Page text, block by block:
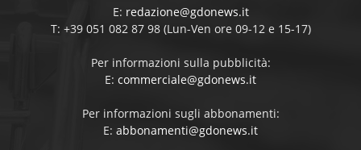
E: redazione@gdonews.it
T: +39 051 082 87 98 (Lun-Ven ore 09-12 e 15-17)
Per informazioni sulla pubblicità:
E: commerciale@gdonews.it
Per informazioni sugli abbonamenti:
E: abbonamenti@gdonews.it